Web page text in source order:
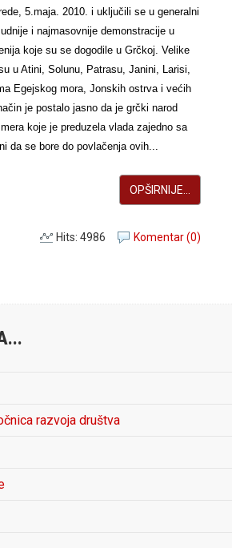
5.maja. 2010. i uključili se u generalni
i najmasovnije demonstracije u
koje su se dogodile u Grčkoj. Velike
u Atini, Solunu, Patrasu, Janini, Larisi,
Egejskog mora, Jonskih ostrva i većih
je postalo jasno da je grčki narod
koje je preduzela vlada zajedno sa
da se bore do povlačenja ovih...
OPŠIRNIJE...
Komentar (0)
Hits: 4986
razvoja društva